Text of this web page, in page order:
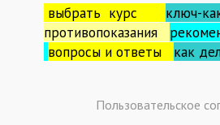
выбрать курс ключ-
противопоказания
вопросы и ответы как
Пользовательское